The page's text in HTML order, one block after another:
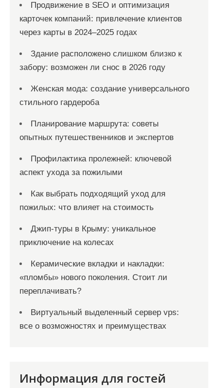
Продвижение в SEO и оптимизация
карточек компаний: привлечение клиентов
через карты в 2024–2025 годах
Здание расположено слишком близко к
забору: возможен ли снос в 2026 году
Женская мода: создание универсального
стильного гардероба
Планирование маршрута: советы
опытных путешественников и экспертов
Профилактика пролежней: ключевой
аспект ухода за пожилыми
Как выбрать подходящий уход для
пожилых: что влияет на стоимость
Джип-туры в Крыму: уникальное
приключение на колесах
Керамические вкладки и накладки:
«пломбы» нового поколения. Стоит ли
переплачивать?
Виртуальный выделенный сервер vps:
все о возможностях и преимуществах
Информация для гостей